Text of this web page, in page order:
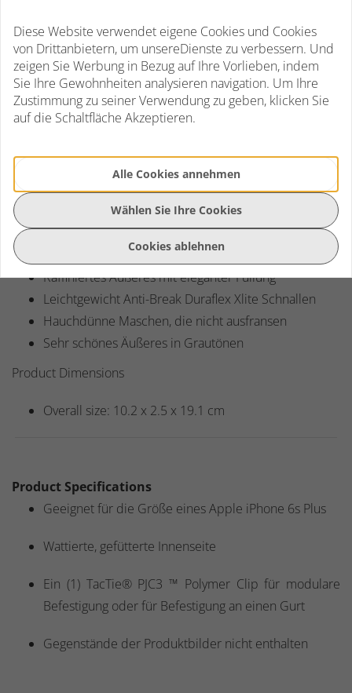
CCW Fach mitSecurity LockoutStreifen
Doppelte Nylonkonstruktion
500D Hex Ripstop / 1000DPlainweave
Attachment Lattice System(ATLAS) -Patent Pending
Hergestellt aus einer 840D Nylon TPU Komposition
840D Nylon TPU Composite
Tapered Trek Loops
Maßgeschneidertes, geformtes Gurtband
Bi-Level High Grade 3D Airmesh Träger
Maßgeschneidertes Fach mit Fleece-Fütterung, halb
Raffiniertes Äußeres mit eleganter Füllung
Leichtgewicht Anti-Break Duraflex Xlite Schnallen
Hauchdünne Maschen, die nicht ausfransen
Sehr schönes Äußeres in Grautönen
Product Dimensions
Overall size: 10.2 x 2.5 x 19.1 cm
Product Specifications
Geeignet für die Größe eines Apple iPhone 6s Plus
Wattierte, gefütterte Innenseite
Ein (1) TacTie® PJC3 ™ Polymer Clip für modulare
Befestigung oder für Befestigung an einen Gurt
Gegenstände der Produktbilder nicht enthalten
Diese Website verwendet eigene Cookies und Cookies
von Drittanbietern, um unsereDienste zu verbessern. Und
zeigen Sie Werbung in Bezug auf Ihre Vorlieben, indem
Sie Ihre Gewohnheiten analysieren navigation. Um Ihre
Zustimmung zu seiner Verwendung zu geben, klicken Sie
auf die Schaltfläche Akzeptieren.
Alle Cookies annehmen
Wählen Sie Ihre Cookies
Cookies ablehnen